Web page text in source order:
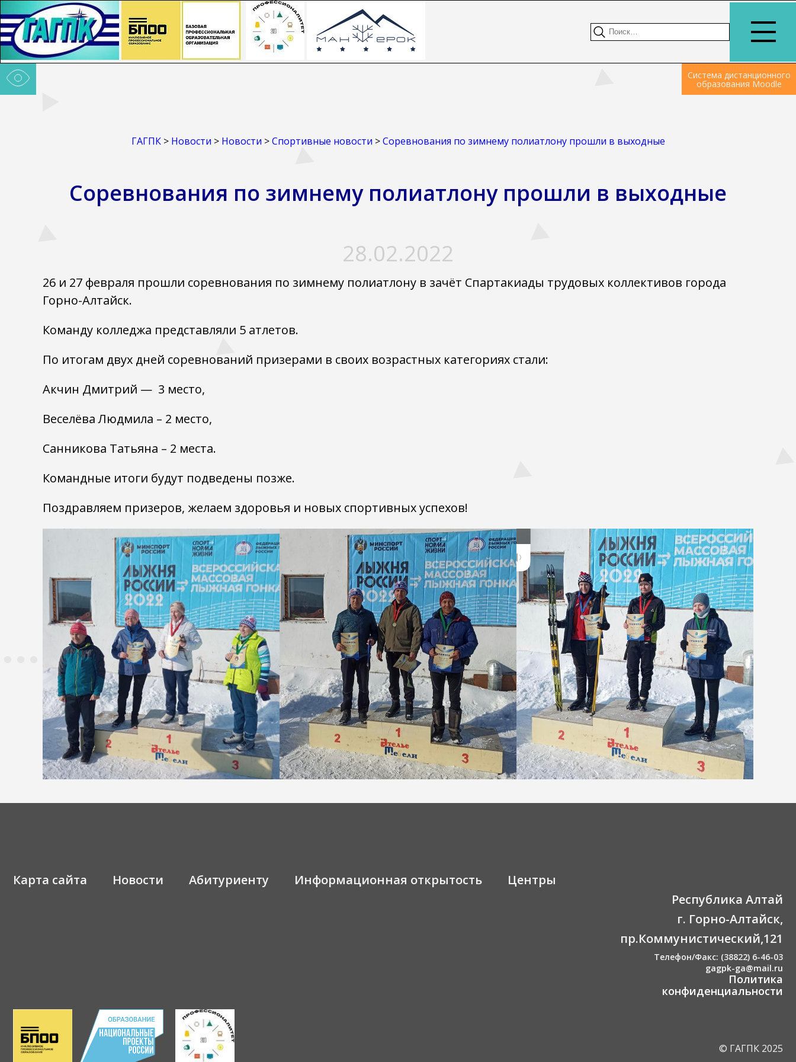
Система дистанционного
образования Moodle
ГАГПК> Новости > Новости >Спортивные новости >Соревнования по зимнему полиатлону прошли в выходные
Соревнования по зимнему полиатлону прошли в выходные
28.02.2022
26 и 27 февраля прошли соревнования по зимнему полиатлону в зачёт Спартакиады трудовых коллективов города
Горно-Алтайск.
Команду колледжа представляли 5 атлетов.
По итогам двух дней соревнований призерами в своих возрастных категориях стали:
Акчин Дмитрий — 3 место,
Веселёва Людмила – 2 место,
Санникова Татьяна – 2 места.
Командные итоги будут подведены позже.
Поздравляем призеров, желаем здоровья и новых спортивных успехов!
Карта сайта Новости Абитуриенту Информационная открытость
Центры
Республика Алтай
г. Горно-Алтайск,
пр.Коммунистический,121
Телефон/Факс: (38822) 6-46-03
gagpk-ga@mail.ru
Политика
конфиденциальности
© ГАГПК 2025